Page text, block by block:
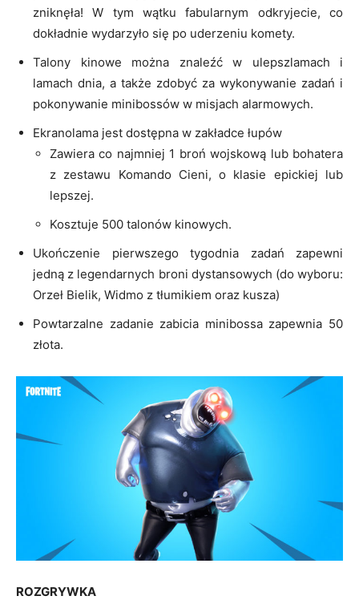
zniknęła! W tym wątku fabularnym odkryjecie, co
dokładnie wydarzyło się po uderzeniu komety.
Talony kinowe można znaleźć w ulepszlamach i
lamach dnia, a także zdobyć za wykonywanie zadań i
pokonywanie minibossów w misjach alarmowych.
Ekranolama jest dostępna w zakładce łupów
Zawiera co najmniej 1 broń wojskową lub bohatera
z zestawu Komando Cieni, o klasie epickiej lub
lepszej.
Kosztuje 500 talonów kinowych.
Ukończenie pierwszego tygodnia zadań zapewni
jedną z legendarnych broni dystansowych (do wyboru:
Orzeł Bielik, Widmo z tłumikiem oraz kusza)
Powtarzalne zadanie zabicia minibossa zapewnia 50
złota.
ROZGRYWKA